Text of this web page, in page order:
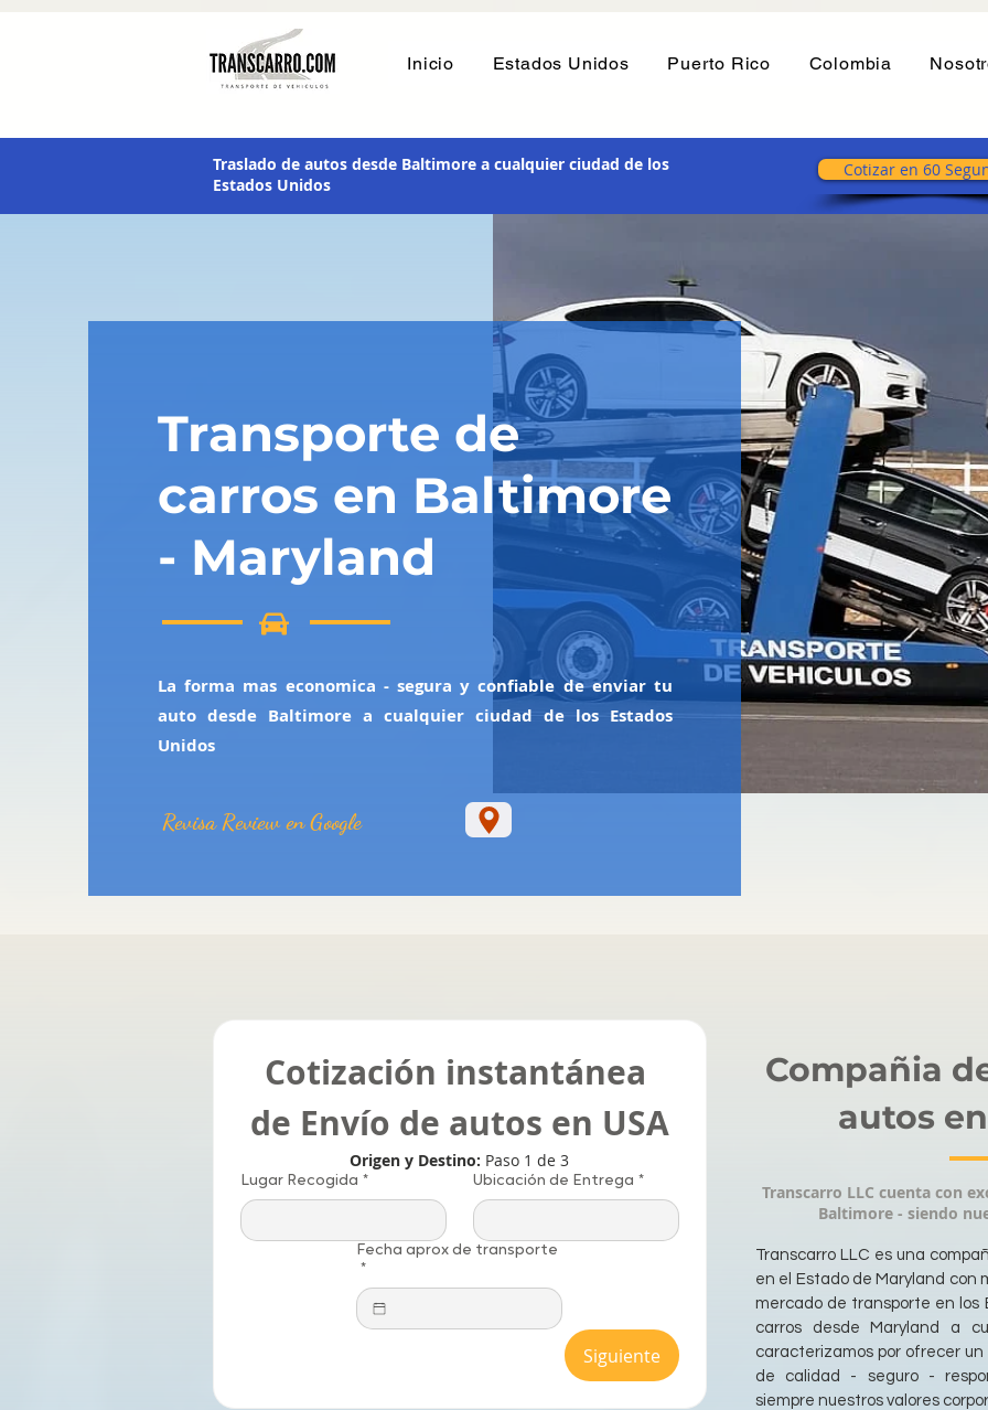
Inicio Estados Unidos Puerto Rico Colombia
Traslado de autos desde Baltimore a cualquier ciudad de los
Estados Unidos
Cotizar en 60
Transporte de
carros en Baltimore
- Maryland
La forma mas economica - segura y confiable de enviar tu
auto desde Baltimore a cualquier ciudad de los Estados
Unidos
Revisa Review en Google
Cotización instantánea
de Envío de autos en USA
Origen y Destino: Paso 1 de 3
Lugar Recogida * Ubicación de Entrega *
Fecha aprox de transporte
*
Siguiente
Compañia
autos
Transcarro LLC cuenta con
Baltimore - siendo
Transcarro LLC es una
en el Estado de Maryland con
mercado de transporte en los
carros desde Maryland a
caracterizamos por ofrecer
de calidad - seguro -
siempre nuestros valores